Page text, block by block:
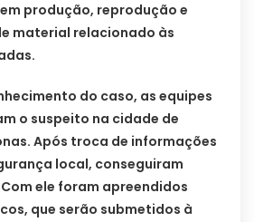
produção, reprodução e
material relacionado às
do caso, as equipes
o suspeito na cidade de
Após troca de informações
local, conseguiram
ele foram apreendidos
que serão submetidos à